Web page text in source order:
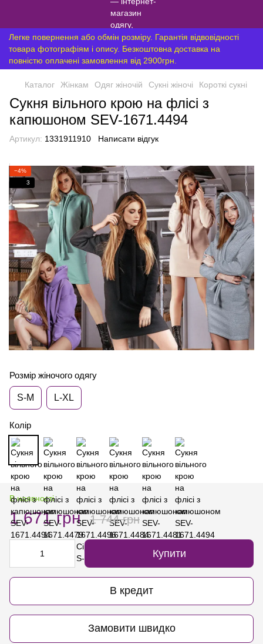
Легке повернення або обмін розміру. Гарантія відвовідності
товара фотографіям і опису. Безкоштовна доставка на
повністю оплачені замовлення від 2900грн.
Каталог Жінкам Одяг жіночій Сукні жіночі Короткі сукні
Сукня вільного крою на флісі з
капюшоном SEV-1671.4494
Артикул: 1331911910 Написати відгук
−4%
3
Розмір жіночого одягу
S-M L-XL
Колір
В наявності
1 671 грн 1 744 грн
Купити
В кредит
Замовити швидко